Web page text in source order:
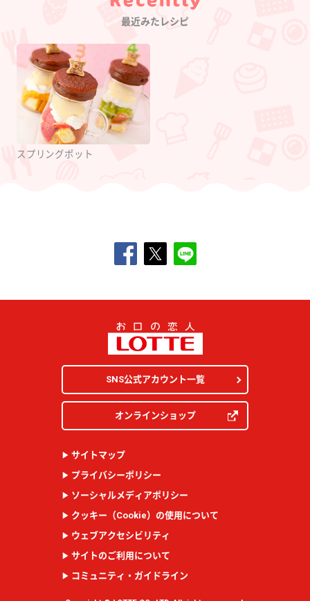
Category
最近みたレシピ
スプリングポット
SNS公式アカウント一覧
オンラインショップ
サイトマップ
プライバシーポリシー
ソーシャルメディアポリシー
クッキー（Cookie）の使用について
ウェブアクセシビリティ
サイトのご利用について
コミュニティ・ガイドライン